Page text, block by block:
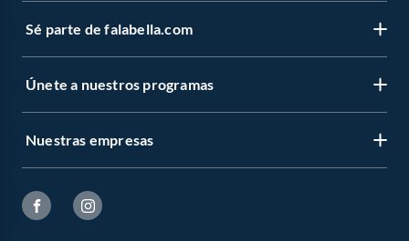
Sé parte de falabella.com
Únete a nuestros programas
Nuestras empresas